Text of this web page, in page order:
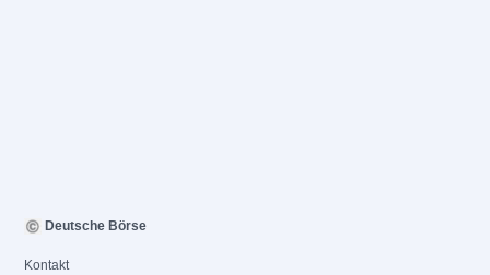
Deutsche Börse
Kontakt